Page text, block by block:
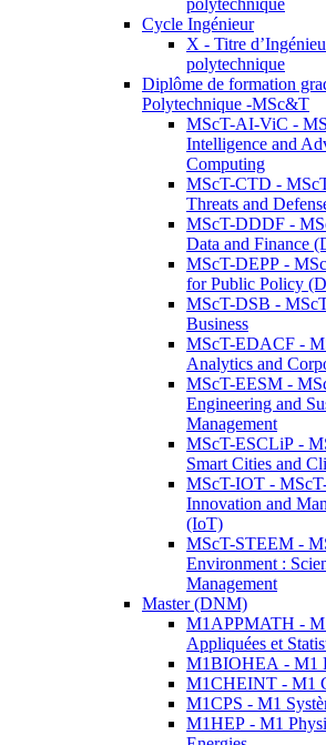
polytechnique
Cycle Ingénieur
X - Titre
polytechnique
Diplôme de formation
Polytechnique -MSc&T
MScT-AI-ViC -
Intelligence and
Computing
MScT-CTD -
Threats and
MScT-DDDF -
Data and Finance
MScT-DEPP -
for Public Policy
MScT-DSB -
Business
MScT-EDACF -
Analytics and
MScT-EESM -
Engineering and
Management
MScT-ESCLiP -
Smart Cities and
MScT-IOT -
Innovation and
(IoT)
MScT-STEEM -
Environment :
Management
Master (DNM)
M1APPMATH -
Appliquées et
M1BIOHEA - M1
M1CHEINT - M1
M1CPS - M1
M1HEP - M1